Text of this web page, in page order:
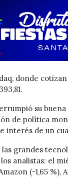
donde
su
de política
interés de un
las grandes
analistas: el
(-1,65 %),